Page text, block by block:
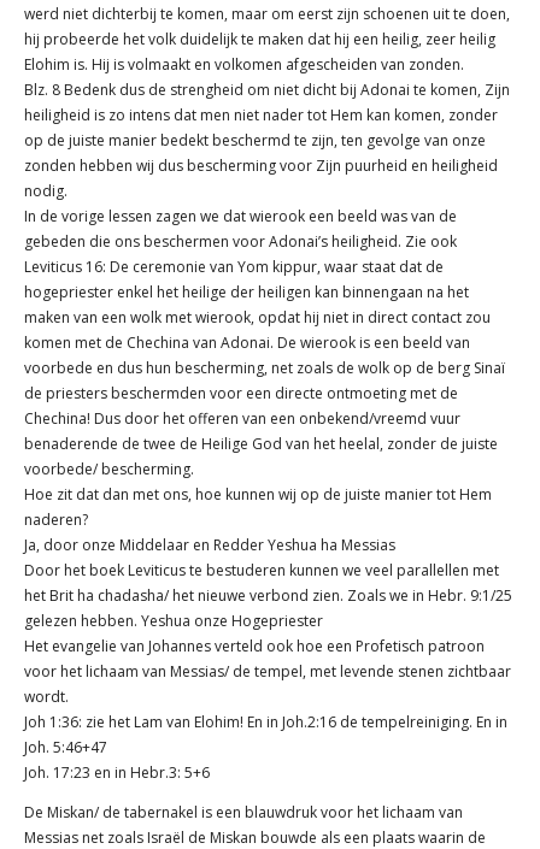
werd niet dichterbij te komen, maar om eerst zijn schoenen uit te doen,
hij probeerde het volk duidelijk te maken dat hij een heilig, zeer heilig
Elohim is. Hij is volmaakt en volkomen afgescheiden van zonden.
Blz. 8 Bedenk dus de strengheid om niet dicht bij Adonai te komen, Zijn
heiligheid is zo intens dat men niet nader tot Hem kan komen, zonder
op de juiste manier bedekt beschermd te zijn, ten gevolge van onze
zonden hebben wij dus bescherming voor Zijn puurheid en heiligheid
nodig.
In de vorige lessen zagen we dat wierook een beeld was van de
gebeden die ons beschermen voor Adonai’s heiligheid. Zie ook
Leviticus 16: De ceremonie van Yom kippur, waar staat dat de
hogepriester enkel het heilige der heiligen kan binnengaan na het
maken van een wolk met wierook, opdat hij niet in direct contact zou
komen met de Chechina van Adonai. De wierook is een beeld van
voorbede en dus hun bescherming, net zoals de wolk op de berg Sinaï
de priesters beschermden voor een directe ontmoeting met de
Chechina! Dus door het offeren van een onbekend/vreemd vuur
benaderende de twee de Heilige God van het heelal, zonder de juiste
voorbede/ bescherming.
Hoe zit dat dan met ons, hoe kunnen wij op de juiste manier tot Hem
naderen?
Ja, door onze Middelaar en Redder Yeshua ha Messias
Door het boek Leviticus te bestuderen kunnen we veel parallellen met
het Brit ha chadasha/ het nieuwe verbond zien. Zoals we in Hebr. 9:1/25
gelezen hebben. Yeshua onze Hogepriester
Het evangelie van Johannes verteld ook hoe een Profetisch patroon
voor het lichaam van Messias/ de tempel, met levende stenen zichtbaar
wordt.
Joh 1:36: zie het Lam van Elohim! En in Joh.2:16 de tempelreiniging. En in
Joh. 5:46+47
Joh. 17:23 en in Hebr.3: 5+6
De Miskan/ de tabernakel is een blauwdruk voor het lichaam van
Messias net zoals Israël de Miskan bouwde als een plaats waarin de